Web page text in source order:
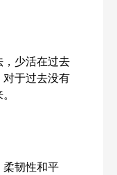
少活在过去
于过去没有
柔韧性和平